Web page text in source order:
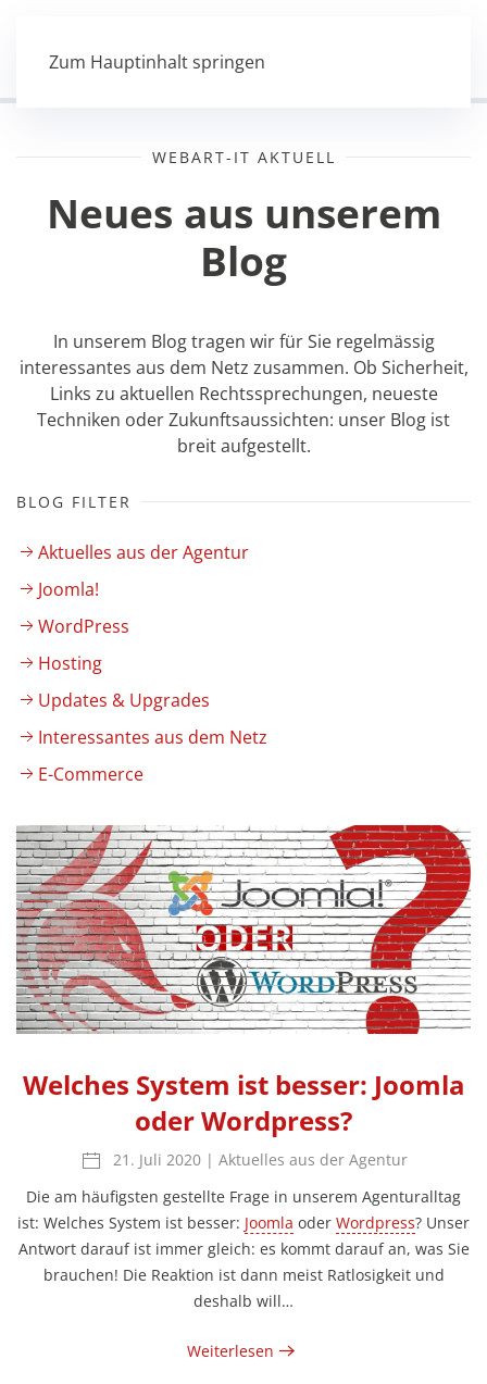
Zum Hauptinhalt springen
WEBART-IT AKTUELL
Neues aus unserem
Blog
In unserem Blog tragen wir für Sie regelmässig
interessantes aus dem Netz zusammen. Ob Sicherheit,
Links zu aktuellen Rechtssprechungen, neueste
Techniken oder Zukunftsaussichten: unser Blog ist
breit aufgestellt.
BLOG FILTER
Aktuelles aus der Agentur
Joomla!
WordPress
Hosting
Updates & Upgrades
Interessantes aus dem Netz
E-Commerce
Welches System ist besser: Joomla
oder Wordpress?
21. Juli 2020| Aktuelles aus der Agentur
Die am häufigsten gestellte Frage in unserem Agenturalltag
ist: Welches System ist besser: Joomla oder Wordpress? Unser
Antwort darauf ist immer gleich: es kommt darauf an, was Sie
brauchen! Die Reaktion ist dann meist Ratlosigkeit und
deshalb will…
Weiterlesen